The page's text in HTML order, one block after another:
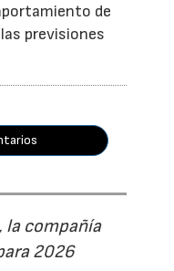
de
previsiones
la compañía
2026